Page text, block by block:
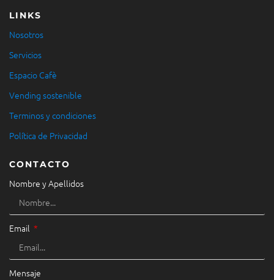
LINKS
Nosotros
Servicios
Espacio Cafè
Vending sostenible
Terminos y condiciones
Política de Privacidad
CONTACTO
Nombre y Apellidos
Email
Mensaje